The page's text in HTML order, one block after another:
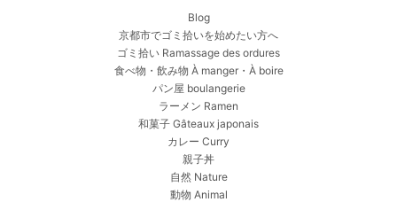
Blog
京都市でゴミ拾いを始めたい方へ
ゴミ拾い Ramassage des ordures
食べ物・飲み物 À manger・À boire
パン屋 boulangerie
ラーメン Ramen
和菓子 Gâteaux japonais
カレー Curry
親子丼
自然 Nature
動物 Animal